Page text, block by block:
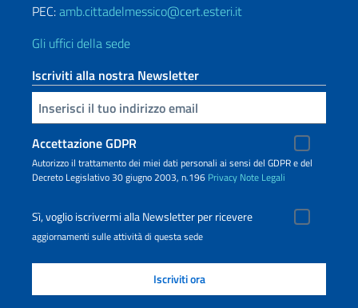
PEC:amb.cittadelmessico@cert.esteri.it
Gli uffici della sede
Iscriviti alla nostra Newsletter
Inserisci la tua email
Accettazione GDPR
Autorizzo il trattamento dei miei dati personali ai sensi del GDPR e del
Decreto Legislativo 30 giugno 2003, n.196 Privacy Note Legali
Sì, voglio iscrivermi alla Newsletter per ricevere
aggiornamenti sulle attività di questa sede